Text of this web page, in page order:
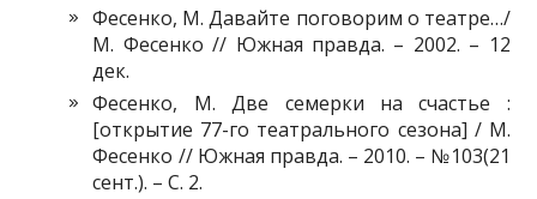
Фесенко, М. Давайте поговорим о театре…/
М. Фесенко // Южная правда. – 2002. – 12
дек.
Фесенко, М. Две семерки на счастье :
[открытие 77-го театрального сезона] / М.
Фесенко // Южная правда. – 2010. – №103(21
сент.). – С. 2.